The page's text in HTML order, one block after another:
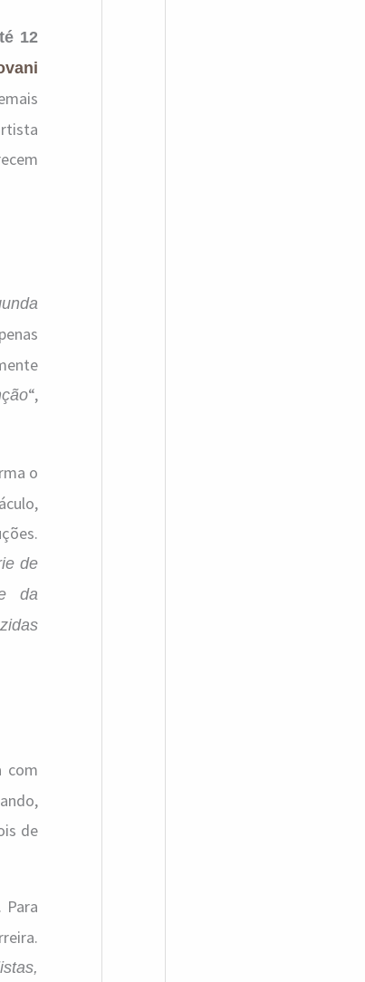
12
“,
o
de
da
com
de
Para